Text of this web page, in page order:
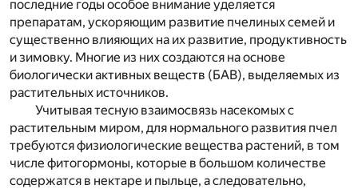
последние годы особое внимание уделяется
препаратам, ускоряющим развитие пчелиных семей и
существенно влияющих на их развитие, продуктивность
и зимовку. Многие из них создаются на основе
биологически активных веществ (БАВ), выделяемых из
растительных источников.
Учитывая тесную взаимосвязь насекомых с
растительным миром, для нормального развития пчел
требуются физиологические вещества растений, в том
числе фитогормоны, которые в большом количестве
содержатся в нектаре и пыльце, а следовательно,